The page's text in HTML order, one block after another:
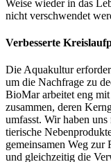
Weise wieder in das
nicht verschwendet
Verbesserte
Die Aquakultur
um die Nachfrage zu
BioMararbeitet eng
zusammen, deren
umfasst. Wir haben uns
tierische
gemeinsamen Weg zur
und gleichzeitig die